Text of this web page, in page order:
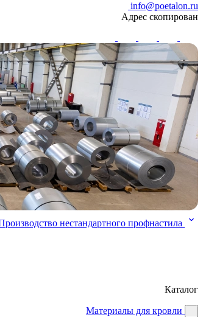
info@poetalon.ru
Адрес скопирован
нестандартного профнастила
Каталог
Материалы для кровли